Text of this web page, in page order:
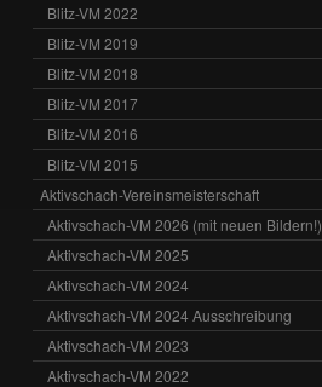
Blitz-VM 2022
Blitz-VM 2019
Blitz-VM 2018
Blitz-VM 2017
Blitz-VM 2016
Blitz-VM 2015
Aktivschach-Vereinsmeisterschaft
Aktivschach-VM 2026 (mit neuen Bildern!)
Aktivschach-VM 2025
Aktivschach-VM 2024
Aktivschach-VM 2024 Ausschreibung
Aktivschach-VM 2023
Aktivschach-VM 2022